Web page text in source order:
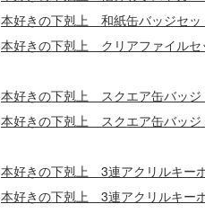
本好きの下剋上 和紙缶バッジセッ
本好きの下剋上 クリアファイルセ
本好きの下剋上 スクエア缶バッジ
本好きの下剋上 スクエア缶バッジ
本好きの下剋上 3連アクリルキー
本好きの下剋上 3連アクリルキー